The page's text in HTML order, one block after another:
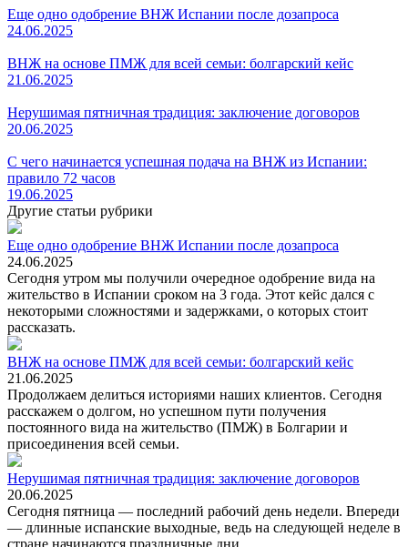
Еще одно одобрение ВНЖ Испании после дозапроса
24.06.2025
ВНЖ на основе ПМЖ для всей семьи: болгарский кейс
21.06.2025
Нерушимая пятничная традиция: заключение договоров
20.06.2025
С чего начинается успешная подача на ВНЖ из Испании:
правило 72 часов
19.06.2025
Другие статьи рубрики
Еще одно одобрение ВНЖ Испании после дозапроса
24.06.2025
Сегодня утром мы получили очередное одобрение вида на
жительство в Испании сроком на 3 года. Этот кейс дался с
некоторыми сложностями и задержками, о которых стоит
рассказать.
ВНЖ на основе ПМЖ для всей семьи: болгарский кейс
21.06.2025
Продолжаем делиться историями наших клиентов. Сегодня
расскажем о долгом, но успешном пути получения
постоянного вида на жительство (ПМЖ) в Болгарии и
присоединения всей семьи.
Нерушимая пятничная традиция: заключение договоров
20.06.2025
Сегодня пятница — последний рабочий день недели. Впереди
— длинные испанские выходные, ведь на следующей неделе в
стране начинаются праздничные дни.